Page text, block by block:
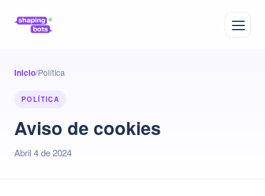
Inicio/Política
POLÍTICA
Aviso de cookies
Abril 4 de 2024